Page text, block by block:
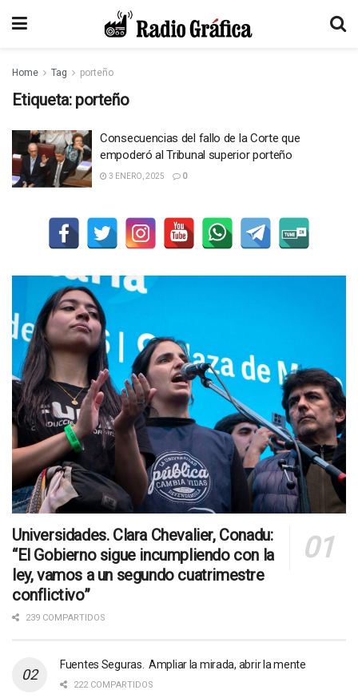
Home Tag porteño
Etiqueta: porteño
Consecuencias del fallo de la Corte que
empoderó al Tribunal superior porteño
3 ENERO, 2025 0
Universidades. Clara Chevalier, Conadu:
“El Gobierno sigue incumpliendo con la
ley, vamos a un segundo cuatrimestre
conflictivo”
239 COMPARTIDOS
Fuentes Seguras. Ampliar la mirada, abrir la mente
222 COMPARTIDOS